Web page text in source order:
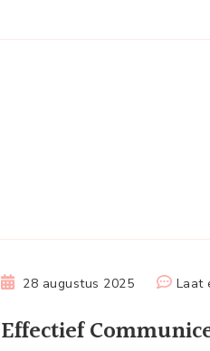
28 augustus 2025 Laat
Effectief